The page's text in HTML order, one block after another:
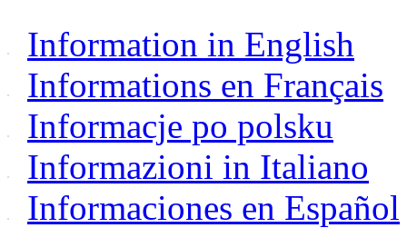
Information in English
Informations en Français
Informacje po polsku
Informazioni in Italiano
Informaciones en Español